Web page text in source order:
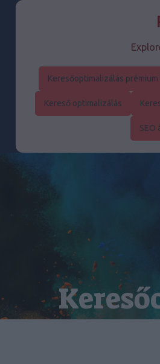
Keresőoptimalizálás
Kereső optimalizálás
SEO